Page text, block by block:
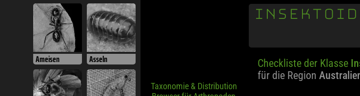
Ameisen Asseln
INSEKTOID
Checkliste der Klasse
für die Region